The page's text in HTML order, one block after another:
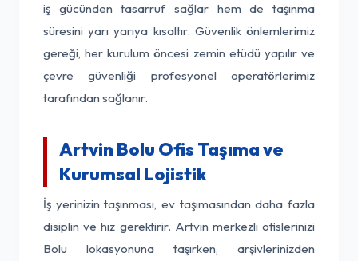
iş gücünden tasarruf sağlar hem de taşınma
süresini yarı yarıya kısaltır. Güvenlik önlemlerimiz
gereği, her kurulum öncesi zemin etüdü yapılır ve
çevre güvenliği profesyonel operatörlerimiz
tarafından sağlanır.
Artvin Bolu Ofis Taşıma ve
Kurumsal Lojistik
İş yerinizin taşınması, ev taşımasından daha fazla
disiplin ve hız gerektirir. Artvin merkezli ofislerinizi
Bolu lokasyonuna taşırken, arşivlerinizden